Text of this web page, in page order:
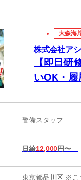
大森海
株式会社ア
【即日研
いOK・
警備スタッフ
日給12,000円〜
東京都品川区 ※こ